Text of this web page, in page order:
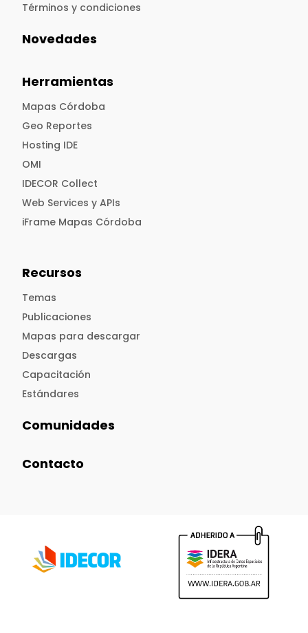
Términos y condiciones
Novedades
Herramientas
Mapas Córdoba
Geo Reportes
Hosting IDE
OMI
IDECOR Collect
Web Services y APIs
iFrame Mapas Córdoba
Recursos
Temas
Publicaciones
Mapas para descargar
Descargas
Capacitación
Estándares
Comunidades
Contacto